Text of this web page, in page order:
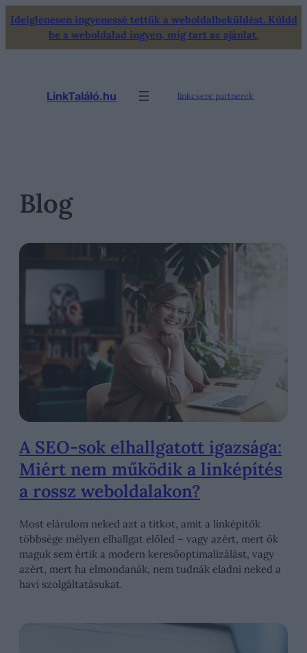
tartalomhoz
Ideiglenesen ingyenessé tettük a weboldalbeküldést. Küldd
be a weboldalad ingyen, míg tart az ajánlat.
LinkTaláló.hu linkcsere partnerek
Blog
A SEO-sok elhallgatott igazsága:
Miért nem működik a linképítés
a rossz weboldalakon?
Most elárulom neked azt a titkot, amit a linképítők
többsége mélyen elhallgat előled – vagy azért, mert ők
maguk sem értik a modern keresőoptimalizálást, vagy
azért, mert ha elmondanák, nem tudnák eladni neked a
havi szolgáltatásukat.